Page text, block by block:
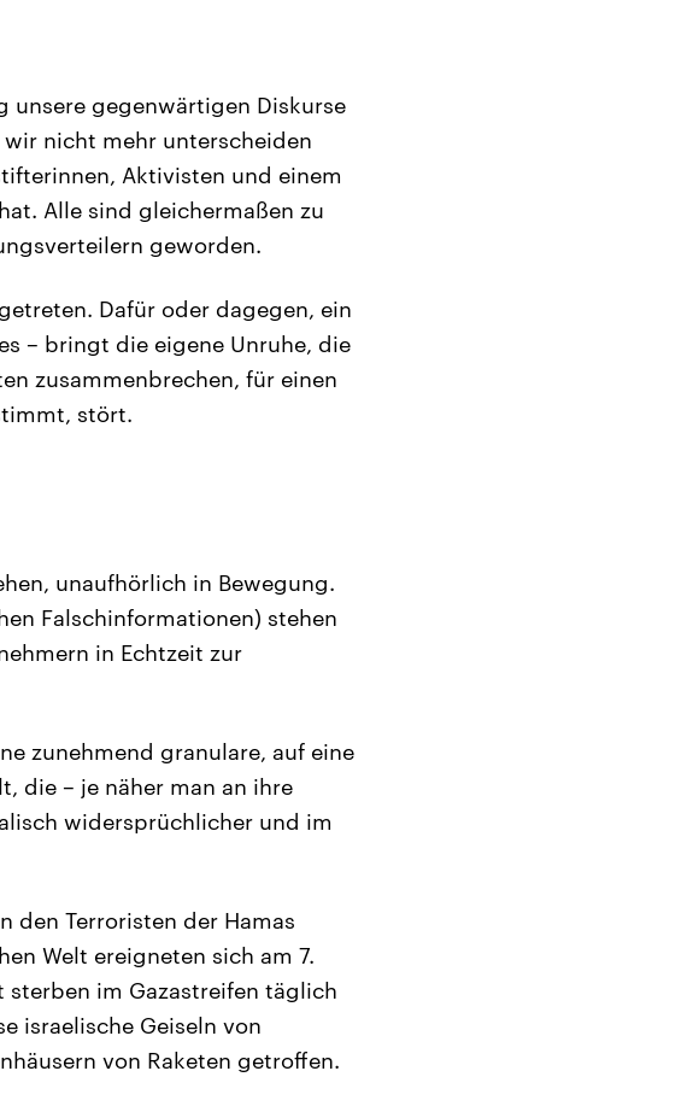
unsere gegenwärtigen Diskurse
nicht mehr unterscheiden
Aktivisten und einem
Alle sind gleichermaßen zu
geworden.
Dafür oder dagegen, ein
– bringt die eigene Unruhe, die
zusammenbrechen, für einen
stört.
unaufhörlich in Bewegung.
Falschinformationen) stehen
in Echtzeit zur
zunehmend granulare, auf eine
die – je näher man an ihre
widersprüchlicher und im
den Terroristen der Hamas
Welt ereigneten sich am 7.
im Gazastreifen täglich
israelische Geiseln von
von Raketen getroffen.